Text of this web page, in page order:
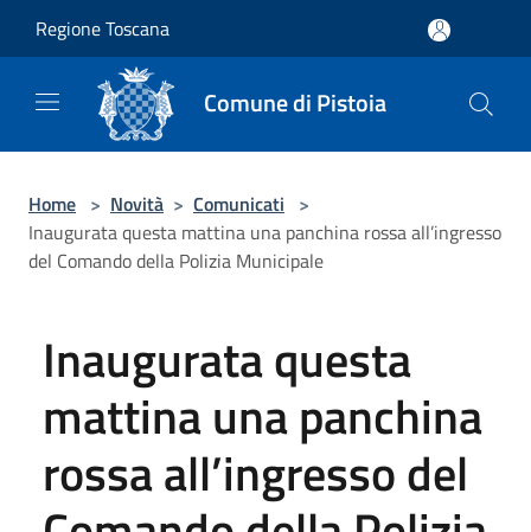
Regione Toscana
Comune di Pistoia
Home > Novità > Comunicati >
Inaugurata questa mattina una panchina rossa all’ingresso
del Comando della Polizia Municipale
Inaugurata questa
mattina una panchina
rossa all’ingresso del